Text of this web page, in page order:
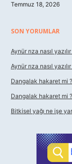
Temmuz 18, 2026
SON YORUMLAR
Aynür rıza nasıl
Aynür rıza nasıl
Dangalak hakaret mi ?
Dangalak hakaret mi ?
Bitkisel yağı ne işe